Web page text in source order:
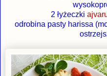
2 łyżeczki
odrobina pasty harissa